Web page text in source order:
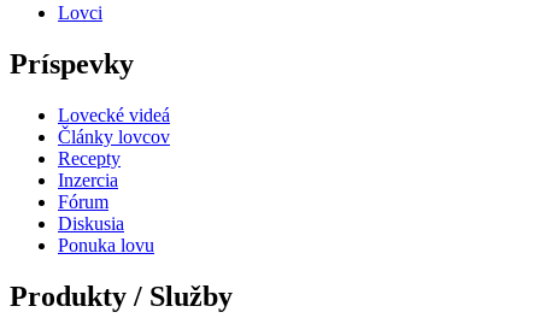
Lovci
Príspevky
Lovecké videá
Články lovcov
Recepty
Inzercia
Fórum
Diskusia
Ponuka lovu
Produkty / Služby